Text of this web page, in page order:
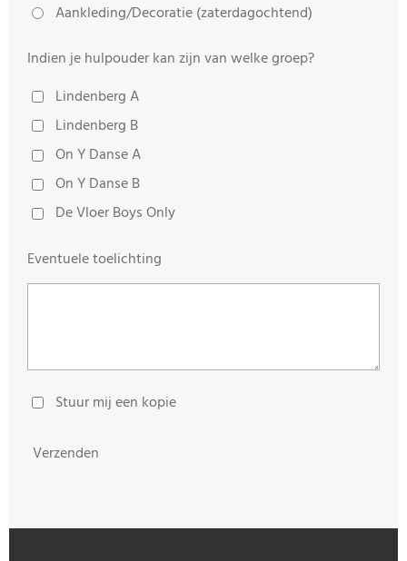
Aankleding/Decoratie (zaterdagochtend)
Indien je hulpouder kan zijn van welke groep?
Lindenberg A
Lindenberg B
On Y Danse A
On Y Danse B
De Vloer Boys Only
Eventuele toelichting
Stuur mij een kopie
Verzenden